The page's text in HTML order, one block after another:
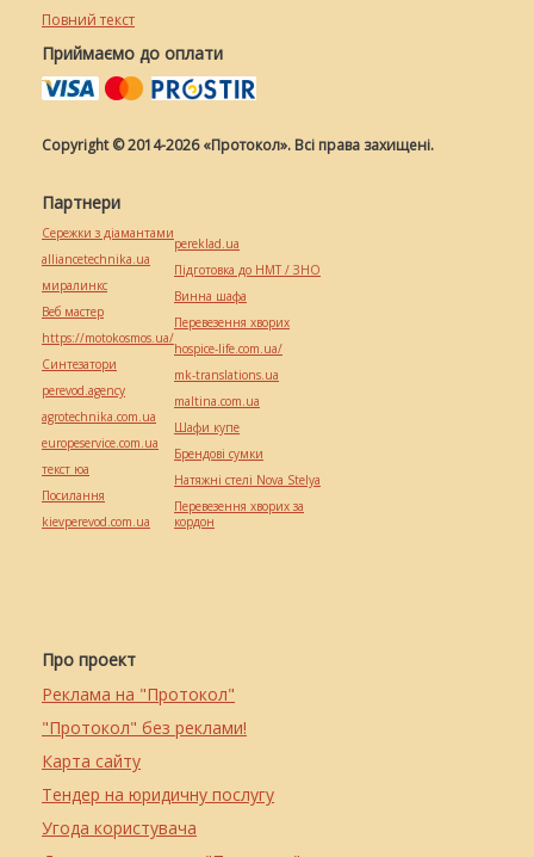
Повний текст
Приймаємо до оплати
Copyright © 2014-2026 «Протокол». Всі права захищені.
Про проект
Реклама на "Протокол"
"Протокол" без реклами!
Карта сайту
Тендер на юридичну послугу
Угода користувача
Партнери
Сережки з діамантами
alliancetechnika.ua
миралинкс
Веб мастер
https://motokosmos.ua/
Синтезатори
perevod.agency
agrotechnika.com.ua
europeservice.com.ua
текст юа
Посилання
kievperevod.com.ua
pereklad.ua
Підготовка до НМТ / ЗНО
Винна шафа
Перевезення хворих
hospice-life.com.ua/
mk-translations.ua
maltina.com.ua
Шафи купе
Брендові сумки
Натяжні стелі Nova Stelya
Перевезення хворих за
кордон